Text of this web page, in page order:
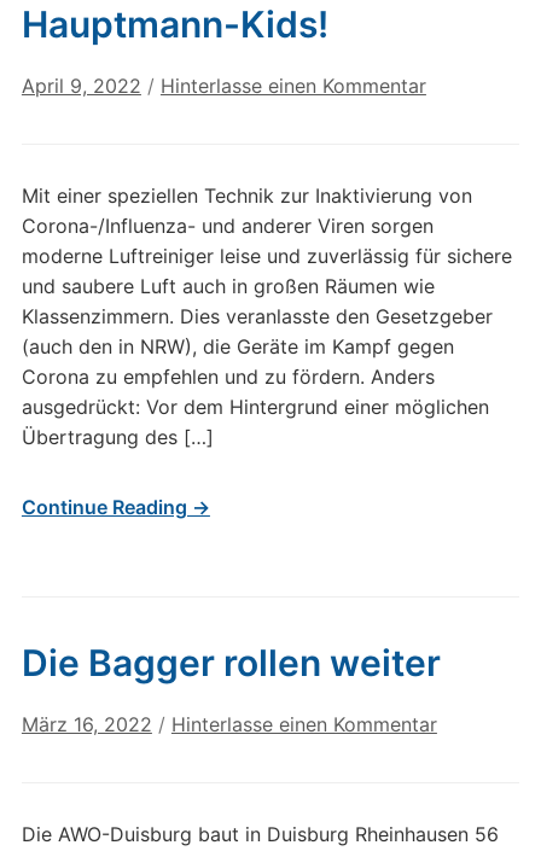
Hauptmann-Kids!
April 9, 2022 / Hinterlasse einen Kommentar
Mit einer speziellen Technik zur Inaktivierung von
Corona-/Influenza- und anderer Viren sorgen
moderne Luftreiniger leise und zuverlässig für sichere
und saubere Luft auch in großen Räumen wie
Klassenzimmern. Dies veranlasste den Gesetzgeber
(auch den in NRW), die Geräte im Kampf gegen
Corona zu empfehlen und zu fördern. Anders
ausgedrückt: Vor dem Hintergrund einer möglichen
Übertragung des […]
Continue Reading →
Die Bagger rollen weiter
März 16, 2022 / Hinterlasse einen Kommentar
Die AWO-Duisburg baut in Duisburg Rheinhausen 56